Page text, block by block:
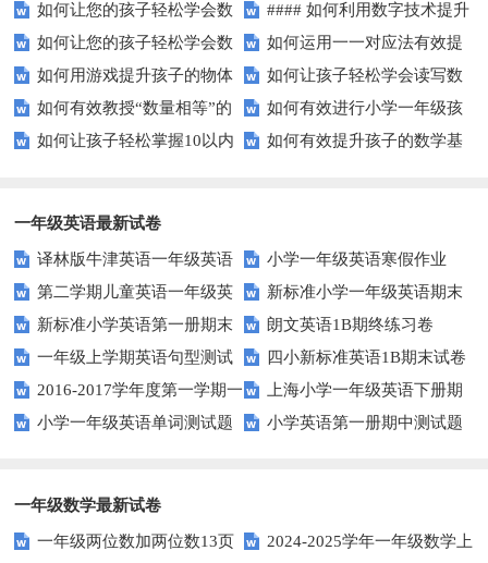
戏提升孩子的数学能力？
提升孩子的数字顺序技能？
如何让您的孩子轻松学会数
字大小比较？
#### 如何利用数字技术提升
在线学习效果？
如何让您的孩子轻松学会数
字大小比较？
如何运用一一对应法有效提
升学习效率？
如何用游戏提升孩子的物体
数量比较能力？
如何让孩子轻松学会读写数
字？试试这些有趣的方法！
如何有效教授“数量相等”的
概念？——提升孩子的数学思维
如何有效进行小学一年级孩
子的数学练习？
如何让孩子轻松掌握10以内
如何有效提升孩子的数学基
一年级英语最新试卷
译林版牛津英语一年级英语
1AB测试卷
小学一年级英语寒假作业
第二学期儿童英语一年级英
语期末试卷
新标准小学一年级英语期末
质量检测题
新标准小学英语第一册期末
测试题
朗文英语1B期终练习卷
一年级上学期英语句型测试
题
四小新标准英语1B期末试卷
2016-2017学年度第一学期一
起一年级英语期中试卷
上海小学一年级英语下册期
中试卷
小学一年级英语单词测试题 小学英语第一册期中测试题
一年级数学最新试卷
一年级两位数加两位数13页
2024-2025学年一年级数学上